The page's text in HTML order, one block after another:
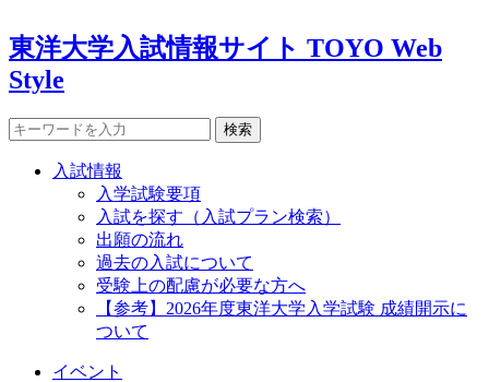
東洋大学入試情報サイト TOYO Web
Style
検索
入試情報
入学試験要項
入試を探す（入試プラン検索）
出願の流れ
過去の入試について
受験上の配慮が必要な方へ
【参考】2026年度東洋大学入学試験 成績開示に
ついて
イベント